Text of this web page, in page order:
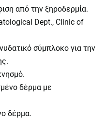
από την ξηροδερμία.
Dept., Clinic of
σύμπλοκο για την
δέρμα με
δέρμα.